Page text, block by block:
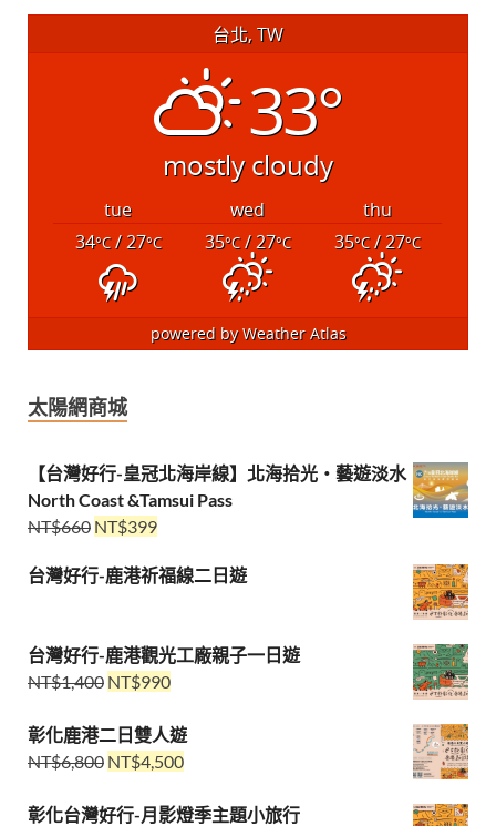
台北, TW
33°
mostly cloudy
tue wed
thu
34°C/ 27°C 35°C/ 27°C 35°C/ 27°C
powered byWeather Atlas
太陽網商城
【台灣好行-皇冠北海岸線】北海拾光・藝遊淡水
North Coast &Tamsui Pass
NT$660 NT$399
台灣好行-鹿港祈福線二日遊
台灣好行-鹿港觀光工廠親子一日遊
NT$1,400 NT$990
彰化鹿港二日雙人遊
NT$6,800 NT$4,500
彰化台灣好行-月影燈季主題小旅行